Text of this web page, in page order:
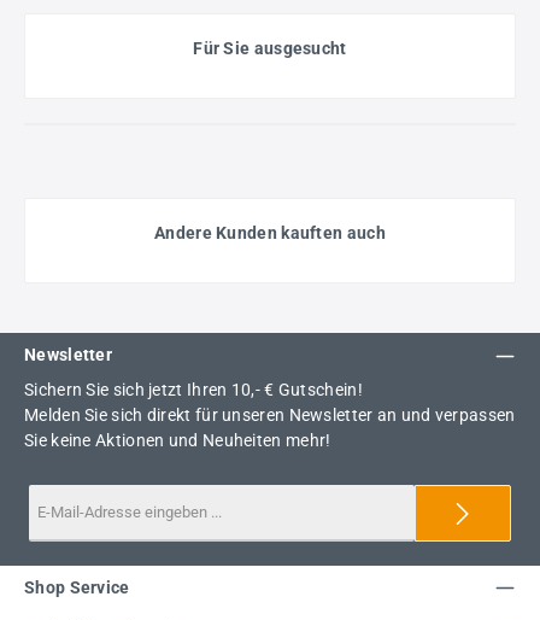
Für Sie ausgesucht
Andere Kunden kauften auch
Newsletter
Sichern Sie sich jetzt Ihren 10,- € Gutschein!
Melden Sie sich direkt für unseren Newsletter an und verpassen
Sie keine Aktionen und Neuheiten mehr!
Shop Service